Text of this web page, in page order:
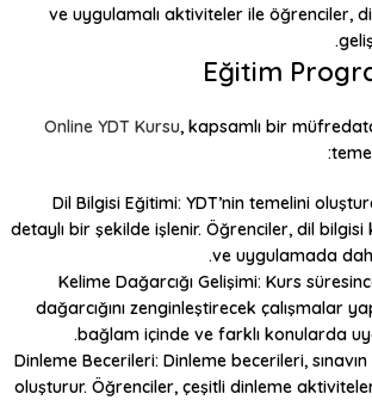
ve uygulamalı aktiviteler ile öğrenciler,
Eğitim
Online YDT Kursu, kapsamlı bir
Dil Bilgisi Eğitimi: YDT’nin temelini
detaylı bir şekilde işlenir. Öğrenciler, dil bilgisi
ve uygulamada
Kelime Dağarcığı Gelişimi: Kurs
dağarcığını zenginleştirecek çalışmalar
bağlam içinde ve farklı konularda
Dinleme Becerileri: Dinleme becerileri,
oluşturur. Öğrenciler, çeşitli dinleme